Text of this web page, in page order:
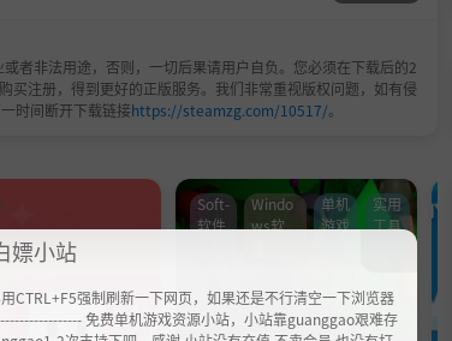
者非法用途，否则，一切后果请用户自负。您必须在下载后的2
注册，得到更好的正版服务。我们非常重视版权问题，如有侵
时间断开下载链接https://steamzg.com/10517/。
Soft-
软件
Windo
ws软
单机
游戏
实用
工具
嫖小站
CTRL+F5强制刷新一下网页，如果还是不行清空一下浏览器
免费单机游戏资源小站，小站靠guanggao艰难存